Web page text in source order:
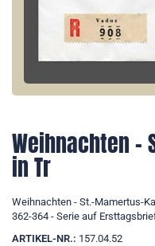
Weihnachten -
in Tr
Weihnachten - St.-Mamertus-
362-364 - Serie auf
ARTIKEL-NR.: 157.04.52